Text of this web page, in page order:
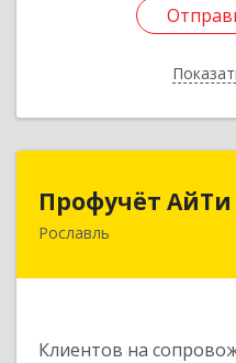
Профучёт АйТи
Рославль
Клиентов на
216500,